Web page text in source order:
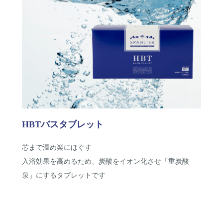
HBTバスタブレット
芯まで温め楽にほぐす
入浴効果を高めるため、炭酸をイオン化させ「重炭酸
泉」にするタブレットです